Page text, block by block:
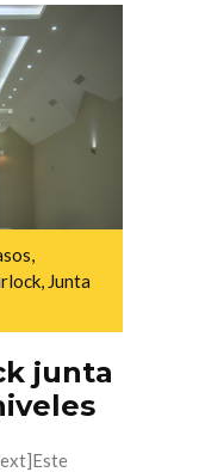
,
, Junta
junta